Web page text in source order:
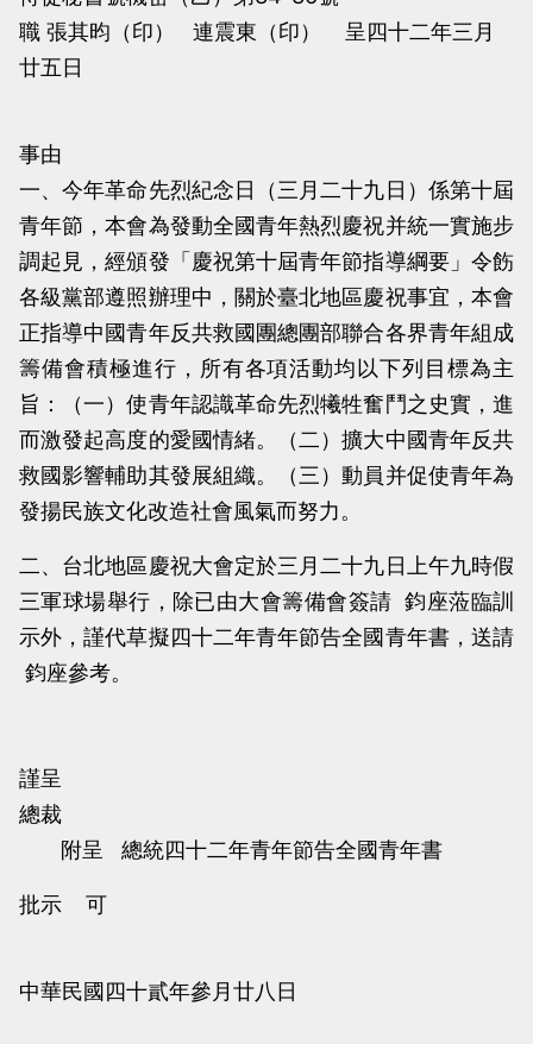
職 張其昀（印） 連震東（印） 呈四十二年三月
廿五日
事由
一、今年革命先烈紀念日（三月二十九日）係第十屆
青年節，本會為發動全國青年熱烈慶祝并統一實施步
調起見，經頒發「慶祝第十屆青年節指導綱要」令飭
各級黨部遵照辦理中，關於臺北地區慶祝事宜，本會
正指導中國青年反共救國團總團部聯合各界青年組成
籌備會積極進行，所有各項活動均以下列目標為主
旨：（一）使青年認識革命先烈犧牲奮鬥之史實，進
而激發起高度的愛國情緒。（二）擴大中國青年反共
救國影響輔助其發展組織。（三）動員并促使青年為
發揚民族文化改造社會風氣而努力。
二、台北地區慶祝大會定於三月二十九日上午九時假
三軍球場舉行，除已由大會籌備會簽請 鈞座蒞臨訓
示外，謹代草擬四十二年青年節告全國青年書，送請
鈞座參考。
謹呈
總裁
附呈 總統四十二年青年節告全國青年書
批示 可
中華民國四十貳年參月廿八日